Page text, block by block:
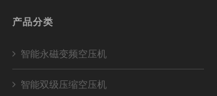
产品分类
智能永磁变频空压机
智能双级压缩空压机